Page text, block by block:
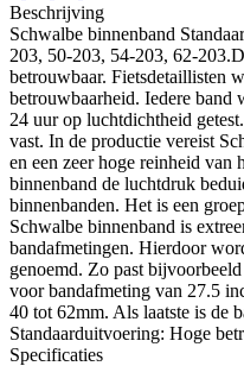
Beschrijving
Schwalbe binnenband
203, 50-203, 54-203, 62-
betrouwbaar. Fietsdetaillisten
betrouwbaarheid. Iedere band
24 uur op luchtdichtheid
vast. In de productie vereist
en een zeer hoge reinheid van
binnenband de luchtdruk
binnenbanden. Het is een
Schwalbe binnenband is
bandafmetingen. Hierdoor
genoemd. Zo past
voor bandafmeting van 27.5
40 tot 62mm. Als laatste is de
Standaarduitvoering: Hoge
Specificaties